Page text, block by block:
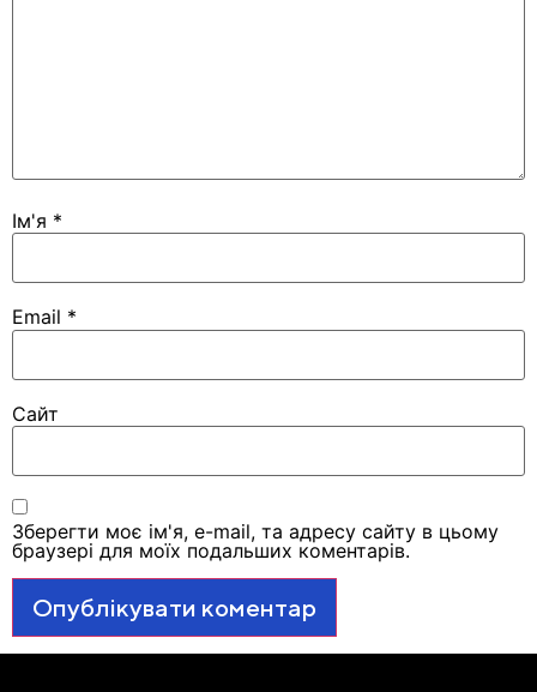
Ім'я *
Email *
Сайт
Зберегти моє ім'я, e-mail, та адресу сайту в цьому
браузері для моїх подальших коментарів.